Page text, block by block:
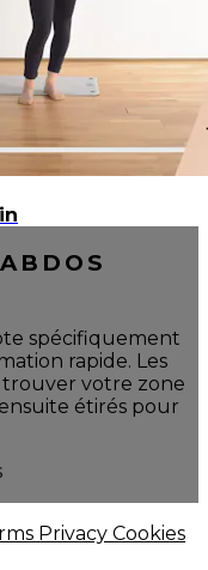
spécifiquement
rapide. Les
trouver votre zone
étirés pour
Privacy Cookies